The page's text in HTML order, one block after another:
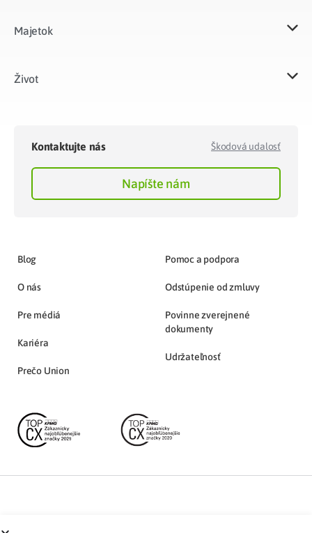
Majetok​
Život​
Kontaktujte nás Škodová udalosť
Napíšte nám
Blog
O nás
Pre médiá
Kariéra
Prečo Union
Pomoc a podpora
Odstúpenie od zmluvy
Povinne zverejnené
dokumenty
Udržateľnosť